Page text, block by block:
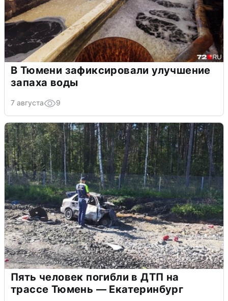
В Тюмени зафиксировали улучшение
запаха воды
7 августа 9
Пять человек погибли в ДТП на
трассе Тюмень — Екатеринбург